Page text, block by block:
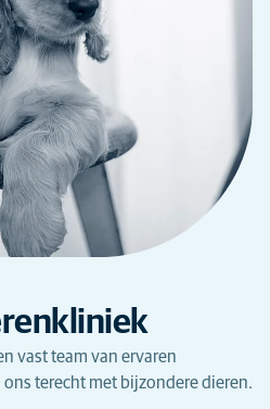
vast team van ervaren
terecht met bijzondere dieren.